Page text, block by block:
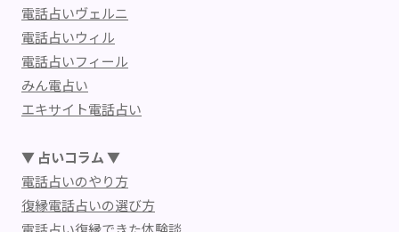
電話占いヴェルニ
電話占いウィル
電話占いフィール
みん電占い
エキサイト電話占い
▼ 占いコラム ▼
電話占いのやり方
復縁電話占いの選び方